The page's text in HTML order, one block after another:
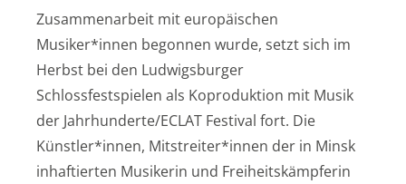
Zusammenarbeit mit europäischen
Musiker*innen begonnen wurde, setzt sich im
Herbst bei den Ludwigsburger
Schlossfestspielen als Koproduktion mit Musik
der Jahrhunderte/ECLAT Festival fort. Die
Künstler*innen, Mitstreiter*innen der in Minsk
inhaftierten Musikerin und Freiheitskämpferin